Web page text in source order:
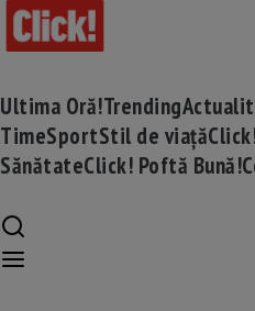
Ultima Oră!Trending
TimeSportStil de viață
SănătateClick! Poftă Bună!